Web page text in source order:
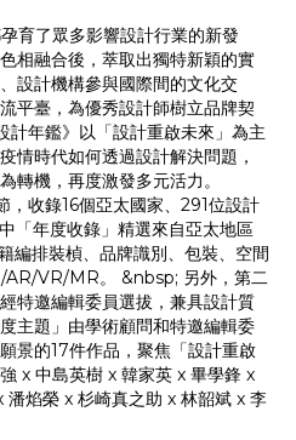
育了眾多影響設計行業的新發
相融合後，萃取出獨特新穎的實
設計機構參與國際間的文化交
平臺，為優秀設計師樹立品牌契
計年鑑》以「設計重啟未來」為主
情時代如何透過設計解決問題，
轉機，再度激發多元活力。
收錄16個亞太國家、291位設計
「年度收錄」精選來自亞太地區
編排裝楨、品牌識別、包裝、空間
AR/VR/MR。 &nbsp; 另外，第二
特邀編輯委員選拔，兼具設計質
主題」由學術顧問和特邀編輯委
景的17件作品，聚焦「設計重啟
x 中島英樹 x 韓家英 x 畢學鋒 x
潘焰榮 x 杉崎真之助 x 林韶斌 x 李